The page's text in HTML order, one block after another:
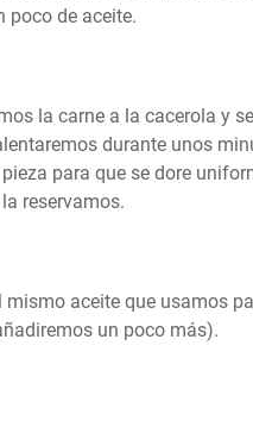
poco de aceite.
la carne a la cacerola y
durante unos
para que se dore
reservamos.
aceite que usamos
un poco más).